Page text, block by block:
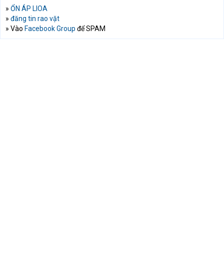
» ỔN ÁP LIOA
» đăng tin rao vặt
» Vào Facebook Group để SPAM